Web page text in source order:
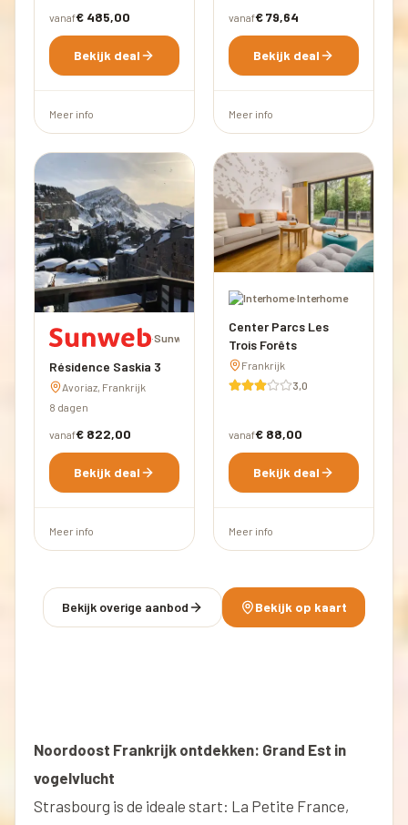
vanaf€ 485,00
Bekijk deal
Meer info
vanaf€ 79,64
Bekijk deal
Meer info
·Sunweb
Résidence Saskia 3
Avoriaz, Frankrijk
8 dagen
vanaf€ 822,00
Bekijk deal
Meer info
·Interhome
Center Parcs Les
Trois Forêts
Frankrijk
3,0
vanaf€ 88,00
Bekijk deal
Meer info
Bekijk overige aanbod Bekijk op kaart
Noordoost Frankrijk ontdekken: Grand Est in
vogelvlucht
Strasbourg is de ideale start: La Petite France,